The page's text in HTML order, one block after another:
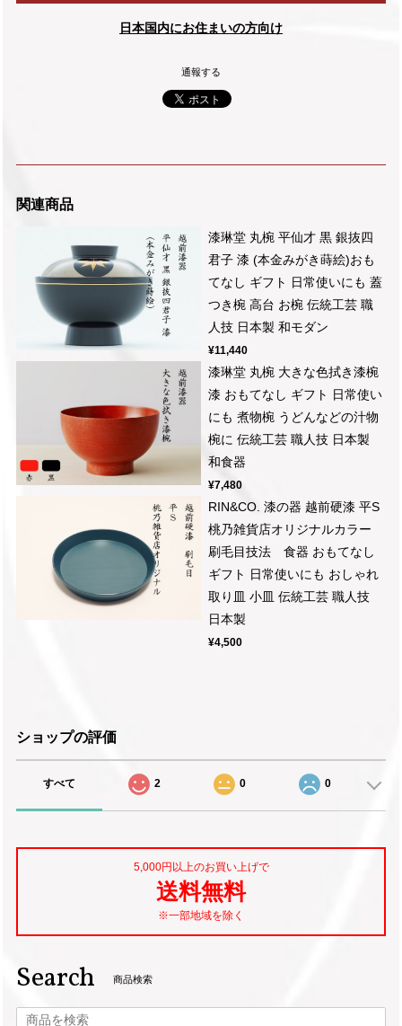
日本国内にお住まいの方向け
通報する
関連商品
漆琳堂 丸椀 平仙才 黒 銀抜四
君子 漆 (本金みがき蒔絵)おも
てなし ギフト 日常使いにも 蓋
つき椀 高台 お椀 伝統工芸 職
人技 日本製 和モダン
¥11,440
漆琳堂 丸椀 大きな色拭き漆椀
漆 おもてなし ギフト 日常使い
にも 煮物椀 うどんなどの汁物
椀に 伝統工芸 職人技 日本製
和食器
¥7,480
RIN&CO. 漆の器 越前硬漆 平S
桃乃雑貨店オリジナルカラー
刷毛目技法 食器 おもてなし
ギフト 日常使いにも おしゃれ
取り皿 小皿 伝統工芸 職人技
日本製
¥4,500
ショップの評価
すべて 2 0 0
5,000円以上のお買い上げで
送料無料
※一部地域を除く
Search 商品検索